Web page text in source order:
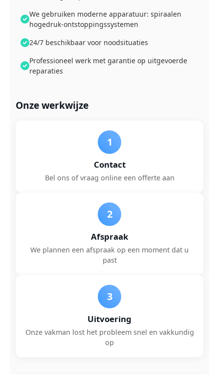
We gebruiken moderne apparatuur: spiraalen
hogedruk-ontstoppingssystemen
24/7 beschikbaar voor noodsituaties
Professioneel werk met garantie op uitgevoerde
reparaties
Onze werkwijze
1
Contact
Bel ons of vraag online een offerte aan
2
Afspraak
We plannen een afspraak op een moment dat u
past
3
Uitvoering
Onze vakman lost het probleem snel en vakkundig
op